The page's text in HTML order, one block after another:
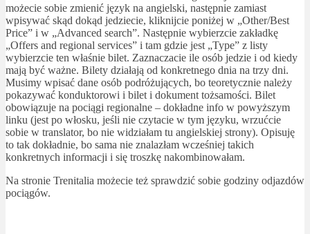
możecie sobie zmienić język na angielski, następnie zamiast
wpisywać skąd dokąd jedziecie, kliknijcie poniżej w „Other/Best
Price” i w „Advanced search”. Następnie wybierzcie zakładkę
„Offers and regional services” i tam gdzie jest „Type” z listy
wybierzcie ten właśnie bilet. Zaznaczacie ile osób jedzie i od kiedy
mają być ważne. Bilety działają od konkretnego dnia na trzy dni.
Musimy wpisać dane osób podróżujących, bo teoretycznie należy
pokazywać konduktorowi i bilet i dokument tożsamości. Bilet
obowiązuje na pociągi regionalne – dokładne info w powyższym
linku (jest po włosku, jeśli nie czytacie w tym języku, wrzućcie
sobie w translator, bo nie widziałam tu angielskiej strony). Opisuję
to tak dokładnie, bo sama nie znalazłam wcześniej takich
konkretnych informacji i się troszkę nakombinowałam.
Na stronie Trenitalia możecie też sprawdzić sobie godziny odjazdów
pociągów.